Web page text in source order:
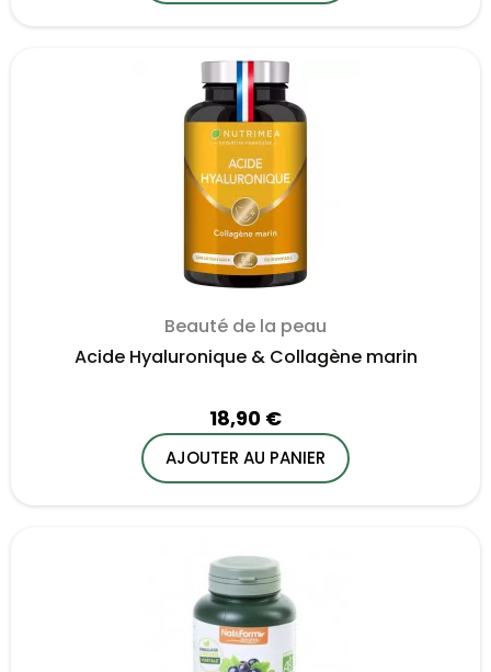
Beauté de la peau
Acide Hyaluronique & Collagène marin
18,90 €
AJOUTER AU PANIER